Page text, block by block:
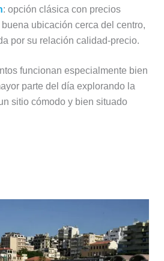
: opción clásica con precios
ubicación cerca del centro,
por su relación calidad-precio.
funcionan especialmente bien
parte del día explorando la
sitio cómodo y bien situado